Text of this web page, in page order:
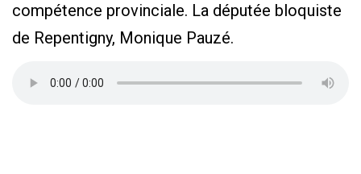
compétence provinciale. La députée bloquiste
de Repentigny, Monique Pauzé.